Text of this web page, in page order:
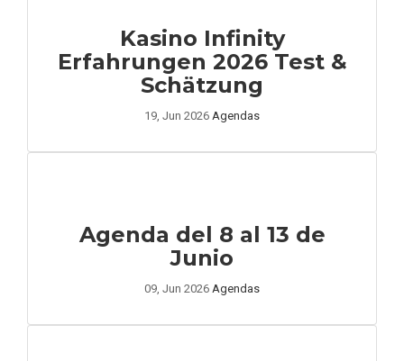
Kasino Infinity
Erfahrungen 2026 Test &
Schätzung
19, Jun 2026 Agendas
Agenda del 8 al 13 de
Junio
09, Jun 2026 Agendas